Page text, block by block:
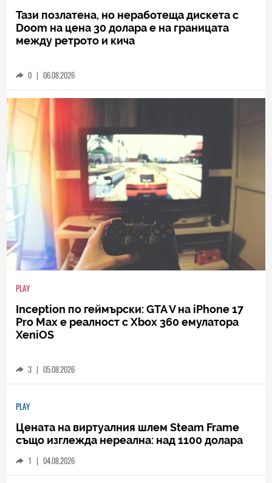
Тази позлатена, но неработеща дискета с
Doom на цена 30 долара е на границата
между ретрото и кича
0 | 06.08.2026
PLAY
Inception по геймърски: GTA V на iPhone 17
Pro Max е реалност с Xbox 360 емулатора
XeniOS
3 | 05.08.2026
PLAY
Цената на виртуалния шлем Steam Frame
също изглежда нереална: над 1100 долара
1 | 04.08.2026